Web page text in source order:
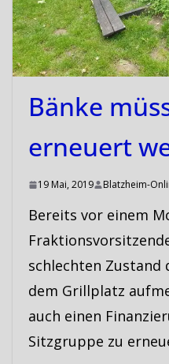
Bänke
erneuert
19 Mai, 2019 Blatzheim-
Bereits vor einem
schlechten
dem Grillplatz
auch einen
Sitzgruppe zu